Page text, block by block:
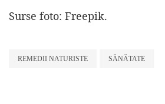
Surse foto: Freepik.
REMEDII NATURISTE SĂNĂTATE